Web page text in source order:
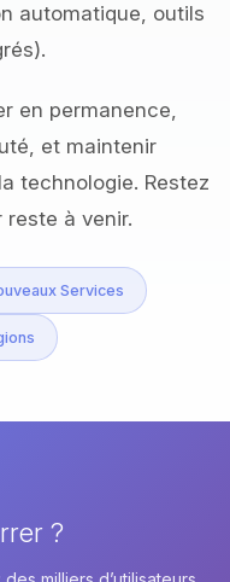
automatique, outils
en permanence,
et maintenir
technologie. Restez
à venir.
Services
?